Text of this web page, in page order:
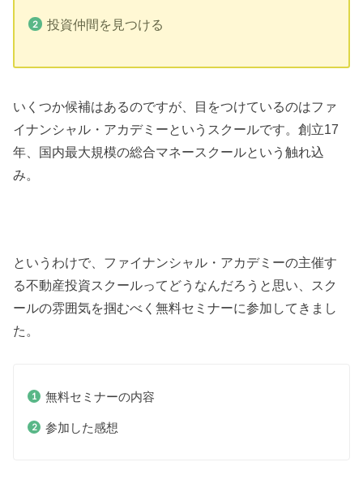
投資仲間を見つける
いくつか候補はあるのですが、目をつけているのはファ
イナンシャル・アカデミーというスクールです。創立17
年、国内最大規模の総合マネースクールという触れ込
み。
というわけで、ファイナンシャル・アカデミーの主催す
る不動産投資スクールってどうなんだろうと思い、スク
ールの雰囲気を掴むべく無料セミナーに参加してきまし
た。
無料セミナーの内容
参加した感想